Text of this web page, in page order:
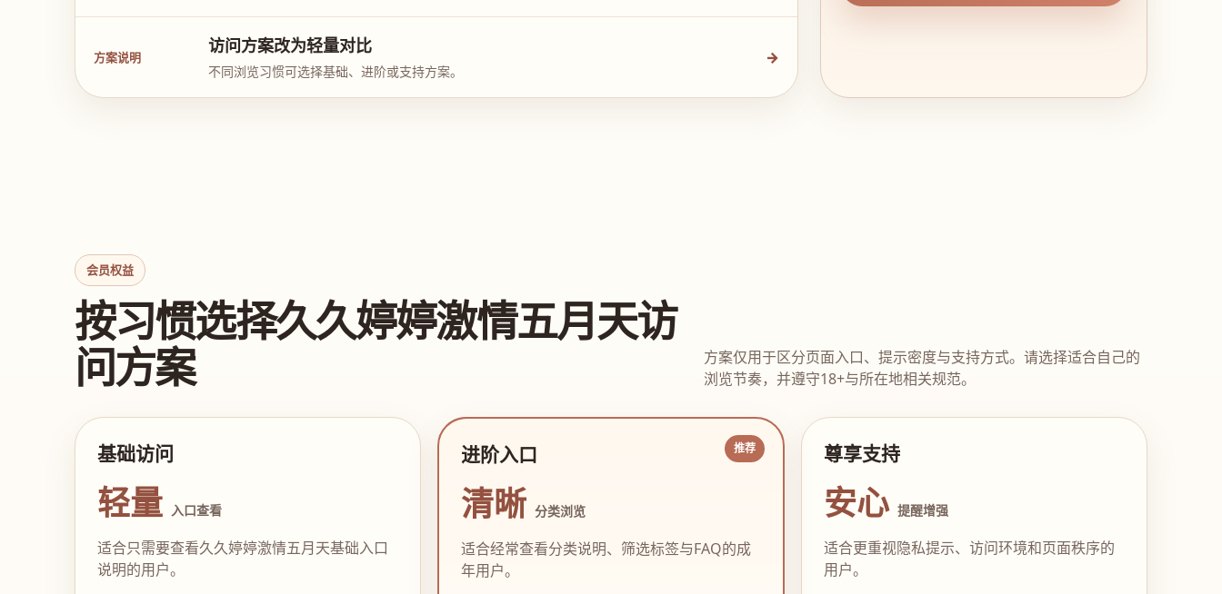
方案说明
访问方案改为轻量对比
不同浏览习惯可选择基础、进阶或支持方案。
→
会员权益
按习惯选择久久婷婷激情五月天访
问方案
方案仅用于区分页面入口、提示密度与支持方式。请选择适合自己的
浏览节奏，并遵守18+与所在地相关规范。
基础访问
轻量 入口查看
适合只需要查看久久婷婷激情五月天基础入口
说明的用户。
进阶入口
清晰分类浏览
适合经常查看分类说明、筛选标签与FAQ的成
年用户。
尊享支持
安心 提醒增强
适合更重视隐私提示、访问环境和页面秩序的
用户。